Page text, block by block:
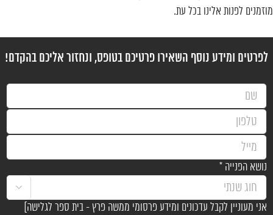
מוזמנים לפנות אלינו בכל עת.
לפרטים ומידע נוסף השאירו פרטיכם בטופס, ונחזור אליכם בהקדם!
נושא הפנייה *

אני מעוניין לקבל עדכונים ומידע פרסומי ממשה פרץ - בית ספר לגלישה]